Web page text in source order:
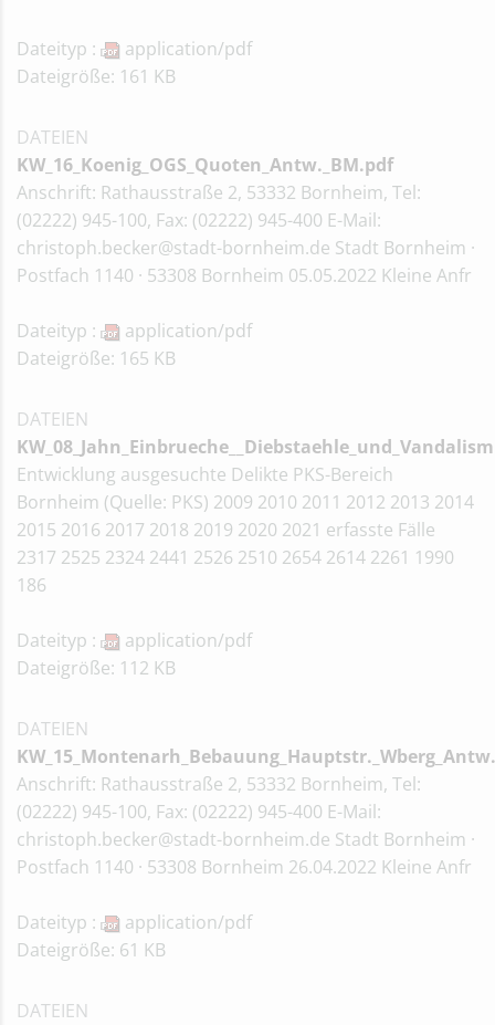
Dateityp :
application/pdf
Dateigröße: 161 KB
DATEIEN
KW_16_Koenig_OGS_Quoten_Antw._BM.pdf
Anschrift: Rathausstraße 2, 53332 Bornheim, Tel:
(02222) 945-100, Fax: (02222) 945-400 E-Mail:
christoph.becker@stadt-bornheim.de Stadt Bornheim ·
Postfach 1140 · 53308 Bornheim 05.05.2022 Kleine Anfr
Dateityp :
application/pdf
Dateigröße: 165 KB
DATEIEN
Entwicklung ausgesuchte Delikte PKS-Bereich
Bornheim (Quelle: PKS) 2009 2010 2011 2012 2013 2014
2015 2016 2017 2018 2019 2020 2021 erfasste Fälle
2317 2525 2324 2441 2526 2510 2654 2614 2261 1990
186
Dateityp :
application/pdf
Dateigröße: 112 KB
DATEIEN
Anschrift: Rathausstraße 2, 53332 Bornheim, Tel:
(02222) 945-100, Fax: (02222) 945-400 E-Mail:
christoph.becker@stadt-bornheim.de Stadt Bornheim ·
Postfach 1140 · 53308 Bornheim 26.04.2022 Kleine Anfr
Dateityp :
application/pdf
Dateigröße: 61 KB
DATEIEN